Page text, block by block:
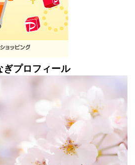
ぎプロフィール